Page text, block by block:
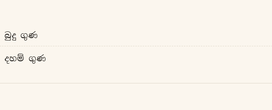
බුදු ගුණ
දහම් ගුණ